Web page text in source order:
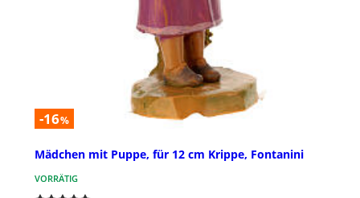
-16%
Mädchen mit Puppe, für 12 cm Krippe, Fontanini
VORRÄTIG